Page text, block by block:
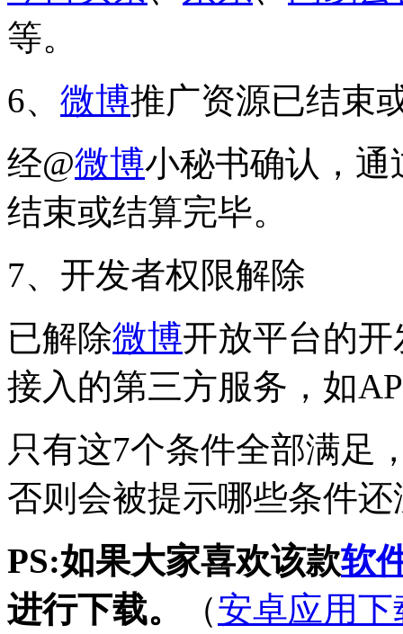
等。
6、 微博推广资源已结束
经@微博小秘书确认，通
结束或结算完毕。
7、开发者权限解除
已解除微博开放平台的
接入的第三方服务，如
只有这7个条件全部满足
否则会被提示哪些条件
PS:如果大家喜欢该款软
进行下载。
（安卓应用下